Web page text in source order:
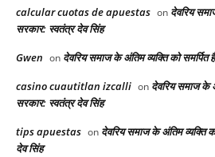
calcular cuotas de apuestas on देवरिय
सरकार: स्वतंत्र देव सिंह
Gwen on देवरिय समाज के अंतिम व्यक्ति को समर्पित
casino cuautitlan izcalli on देवरिय समाज के
सरकार: स्वतंत्र देव सिंह
tips apuestas on देवरिय समाज के अंतिम व्यक्ति
देव सिंह